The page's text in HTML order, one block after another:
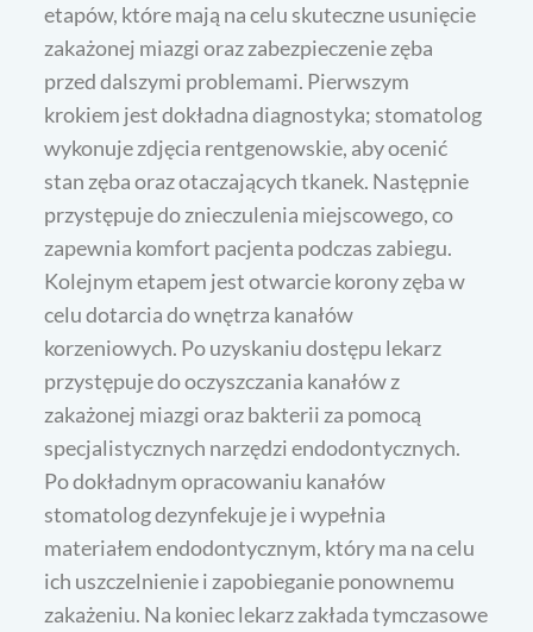
etapów, które mają na celu skuteczne usunięcie
zakażonej miazgi oraz zabezpieczenie zęba
przed dalszymi problemami. Pierwszym
krokiem jest dokładna diagnostyka; stomatolog
wykonuje zdjęcia rentgenowskie, aby ocenić
stan zęba oraz otaczających tkanek. Następnie
przystępuje do znieczulenia miejscowego, co
zapewnia komfort pacjenta podczas zabiegu.
Kolejnym etapem jest otwarcie korony zęba w
celu dotarcia do wnętrza kanałów
korzeniowych. Po uzyskaniu dostępu lekarz
przystępuje do oczyszczania kanałów z
zakażonej miazgi oraz bakterii za pomocą
specjalistycznych narzędzi endodontycznych.
Po dokładnym opracowaniu kanałów
stomatolog dezynfekuje je i wypełnia
materiałem endodontycznym, który ma na celu
ich uszczelnienie i zapobieganie ponownemu
zakażeniu. Na koniec lekarz zakłada tymczasowe